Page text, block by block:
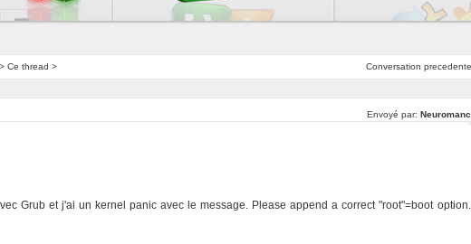
Conversation precedente
Ce thread >
Envoyé par:
Grub et j'ai un kernel panic avec le message. Please append a correct "root"=boot option.